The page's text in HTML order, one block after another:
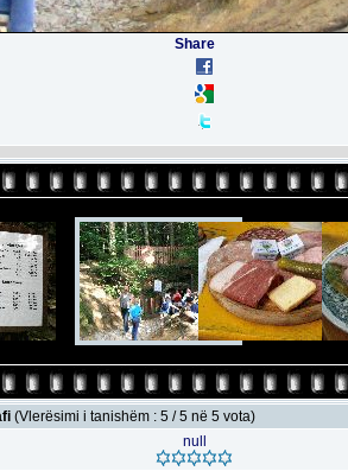
Share
(Vlerësimi i tanishëm : 5 / 5 në 5 vota)
null